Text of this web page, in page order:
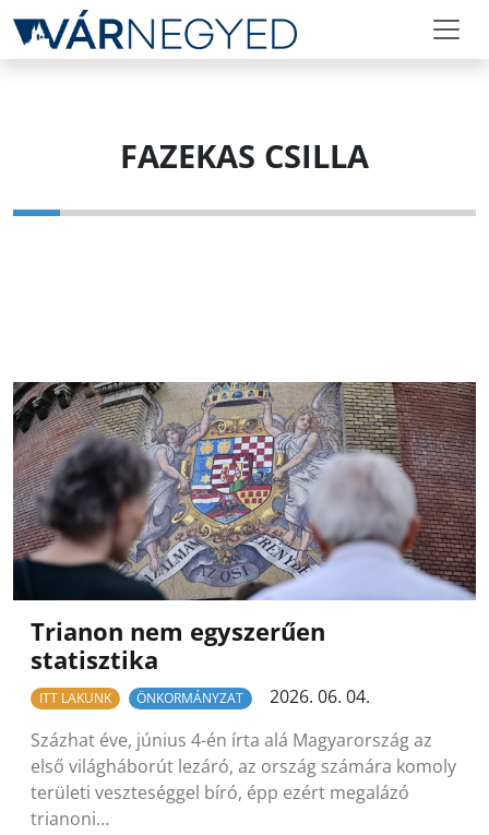
FAZEKAS CSILLA
Trianon nem egyszerűen
statisztika
ITT LAKUNK ÖNKORMÁNYZAT
2026. 06. 04.
Százhat éve, június 4-én írta alá Magyarország az
első világháborút lezáró, az ország számára komoly
területi veszteséggel bíró, épp ezért megalázó
trianoni…